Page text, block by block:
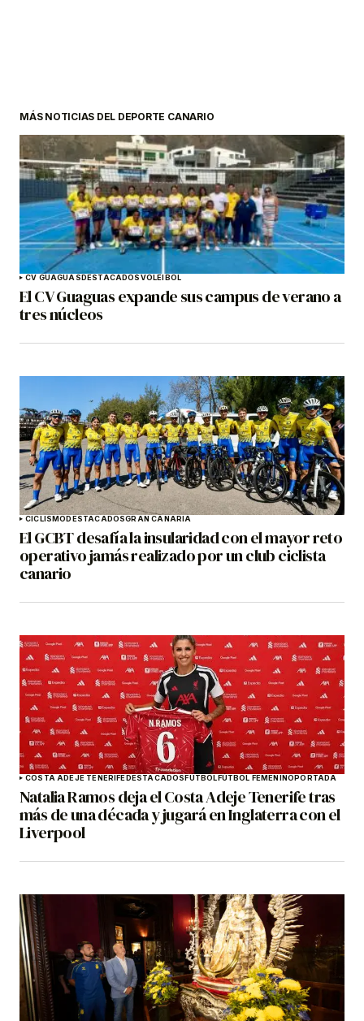
MÁS NOTICIAS DEL DEPORTE CANARIO
CV GUAGUASDESTACADOSVOLEIBOL
El CV Guaguas expande sus campus de verano a
tres núcleos
CICLISMODESTACADOSGRAN CANARIA
El GCBT desafía la insularidad con el mayor reto
operativo jamás realizado por un club ciclista
canario
COSTA ADEJE TENERIFEDESTACADOSFÚTBOLFÚTBOL FEMENINOPORTADA
Natalia Ramos deja el Costa Adeje Tenerife tras
más de una década y jugará en Inglaterra con el
Liverpool